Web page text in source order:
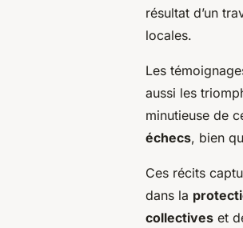
résultat d’un
locales.
Les
aussi les
minutieuse de
échecs, bien
Ces récits
dans la
collectives et